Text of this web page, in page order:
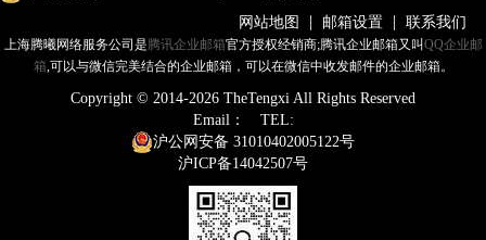
网站地图
| 邮箱设置 | 联系我们
上海腾曦网络服务公司是 腾讯企业邮箱官方授权经销商;腾讯企业邮箱又叫QQ企业邮
箱,可以与微信完美结合的企业邮箱，可以在微信中收发邮件的企业邮箱。
Copyright © 2014-2026 TheTengxi All Rights Reserved
Email：
TEL:
沪公网安备 31010402005122号
沪ICP备14042507号